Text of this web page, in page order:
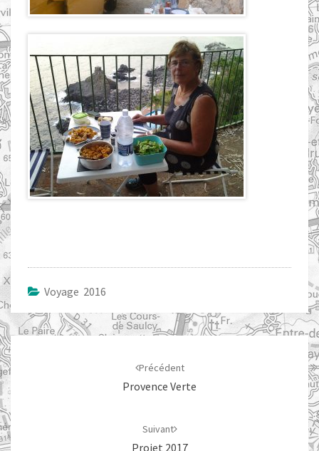
Voyage 2016
Navigation
d'article
Précédent
Provence Verte
Suivant
Projet 2017